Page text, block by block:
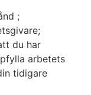
;
du har
arbetets
tidigare